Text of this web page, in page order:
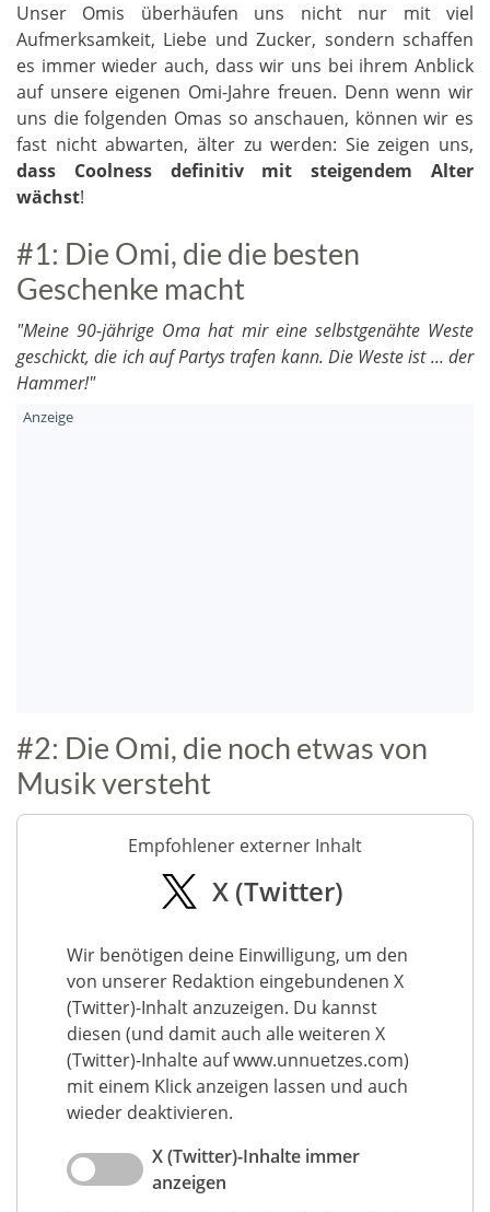
Unser Omis überhäufen uns nicht nur mit viel
Aufmerksamkeit, Liebe und Zucker, sondern schaffen
es immer wieder auch, dass wir uns bei ihrem Anblick
auf unsere eigenen Omi-Jahre freuen. Denn wenn wir
uns die folgenden Omas so anschauen, können wir es
fast nicht abwarten, älter zu werden: Sie zeigen uns,
dass Coolness definitiv mit steigendem Alter
wächst!
#1: Die Omi, die die besten
Geschenke macht
"Meine 90-jährige Oma hat mir eine selbstgenähte Weste
geschickt, die ich auf Partys trafen kann. Die Weste ist ... der
Hammer!"
#2: Die Omi, die noch etwas von
Musik versteht
Empfohlener externer Inhalt
X (Twitter)
Wir benötigen deine Einwilligung, um den
von unserer Redaktion eingebundenen X
(Twitter)-Inhalt anzuzeigen. Du kannst
diesen (und damit auch alle weiteren X
(Twitter)-Inhalte auf www.unnuetzes.com)
mit einem Klick anzeigen lassen und auch
wieder deaktivieren.
X (Twitter)-Inhalte immer
anzeigen